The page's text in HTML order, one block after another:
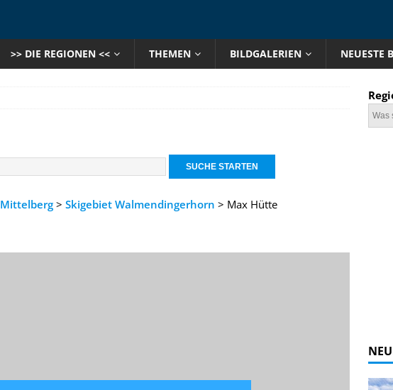
>> DIE REGIONEN << THEMEN BILDGALERIEN NEUESTE
Mittelberg > Skigebiet Walmendingerhorn > Max Hütte